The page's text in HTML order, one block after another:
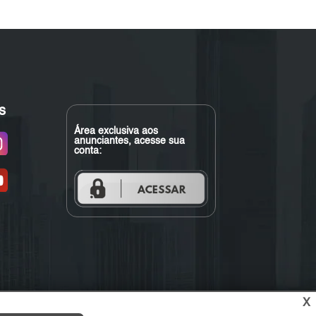
Área exclusiva aos
anunciantes, acesse sua
conta:
X